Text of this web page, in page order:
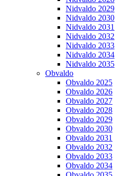
Nidvaldo 2029
Nidvaldo 2030
Nidvaldo 2031
Nidvaldo 2032
Nidvaldo 2033
Nidvaldo 2034
Nidvaldo 2035
Obvaldo
Obvaldo 2025
Obvaldo 2026
Obvaldo 2027
Obvaldo 2028
Obvaldo 2029
Obvaldo 2030
Obvaldo 2031
Obvaldo 2032
Obvaldo 2033
Obvaldo 2034